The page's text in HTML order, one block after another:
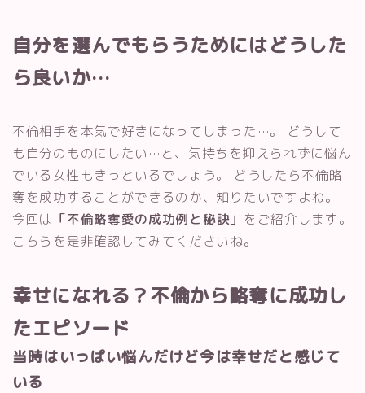
自分を選んでもらうためにはどうした
ら良いか…
不倫相手を本気で好きになってしまった…。 どうして
も自分のものにしたい…と、気持ちを抑えられずに悩ん
でいる女性もきっといるでしょう。 どうしたら不倫略
奪を成功することができるのか、知りたいですよね。
今回は 「不倫略奪愛の成功例と秘訣」 をご紹介します。
こちらを是非確認してみてくださいね。
幸せになれる？不倫から略奪に成功し
たエピソード
当時はいっぱい悩んだけど今は幸せだと感じて
いる